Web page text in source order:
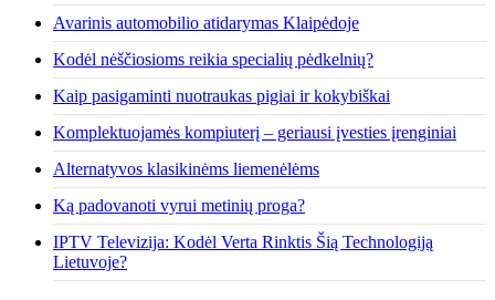
Avarinis automobilio atidarymas Klaipėdoje
Kodėl nėščiosioms reikia specialių pėdkelnių?
Kaip pasigaminti nuotraukas pigiai ir kokybiškai
Komplektuojamės kompiuterį – geriausi įvesties įrenginiai
Alternatyvos klasikinėms liemenėlėms
Ką padovanoti vyrui metinių proga?
IPTV Televizija: Kodėl Verta Rinktis Šią Technologiją
Lietuvoje?